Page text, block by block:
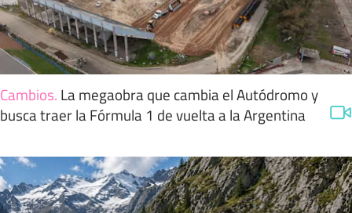
Cambios. La megaobra que cambia el Autódromo y
busca traer la Fórmula 1 de vuelta a la Argentina